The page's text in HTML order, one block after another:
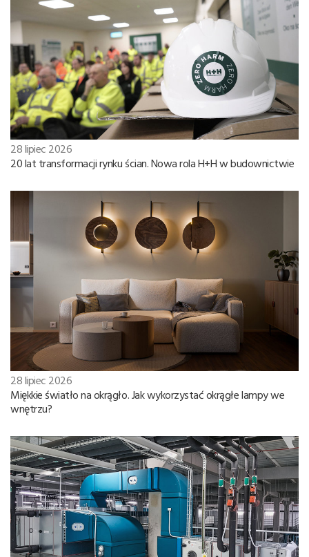
28 lipiec 2026
20 lat transformacji rynku ścian. Nowa rola H+H w budownictwie
28 lipiec 2026
Miękkie światło na okrągło. Jak wykorzystać okrągłe lampy we
wnętrzu?